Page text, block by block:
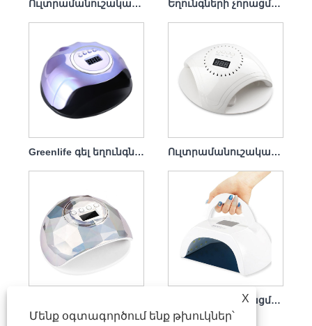
Ուլտրամանուշակագույն լամպ Պրոֆեսիոնալ եղունգների չորանոց 168 վտ Եղունգների չորացման լամպի փոշի հավաքող 140w 4 in1
Greenlife գել եղունգների չորանոց լամպ 120վտ Ուլտրամանուշակագույն լամպ Եղունգների չորանոց Լիցքավորիչով 86վտ
Եղունգների չորացման լամպ Սպիտակ բուժիչ արագ 80 վտ շարժական
X
Մենք օգտագործում ենք թխուկներ՝